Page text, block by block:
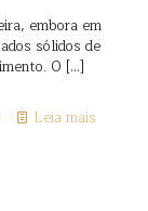
embora em
sólidos de
O […]
Leia mais